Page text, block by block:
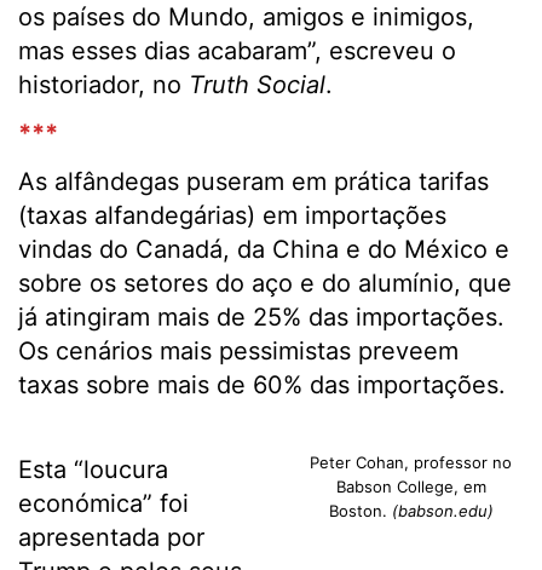
os países do Mundo, amigos e inimigos,
mas esses dias acabaram”, escreveu o
historiador, no Truth Social.
***
As alfândegas puseram em prática tarifas
(taxas alfandegárias) em importações
vindas do Canadá, da China e do México e
sobre os setores do aço e do alumínio, que
já atingiram mais de 25% das importações.
Os cenários mais pessimistas preveem
taxas sobre mais de 60% das importações.
Peter Cohan, professor no
Babson College, em
Boston. (babson.edu)
Esta “loucura
económica” foi
apresentada por